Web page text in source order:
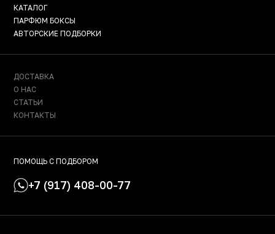
КАТАЛОГ
ПАРФЮМ БОКСЫ
АВТОРСКИЕ ПОДБОРКИ
ДОСТАВКА
О НАС
СТАТЬИ
КОНТАКТЫ
ПОМОЩЬ С ПОДБОРОМ
+7 (917) 408-00-77